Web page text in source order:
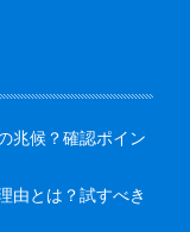
兆候？確認ポイン
由とは？試すべき